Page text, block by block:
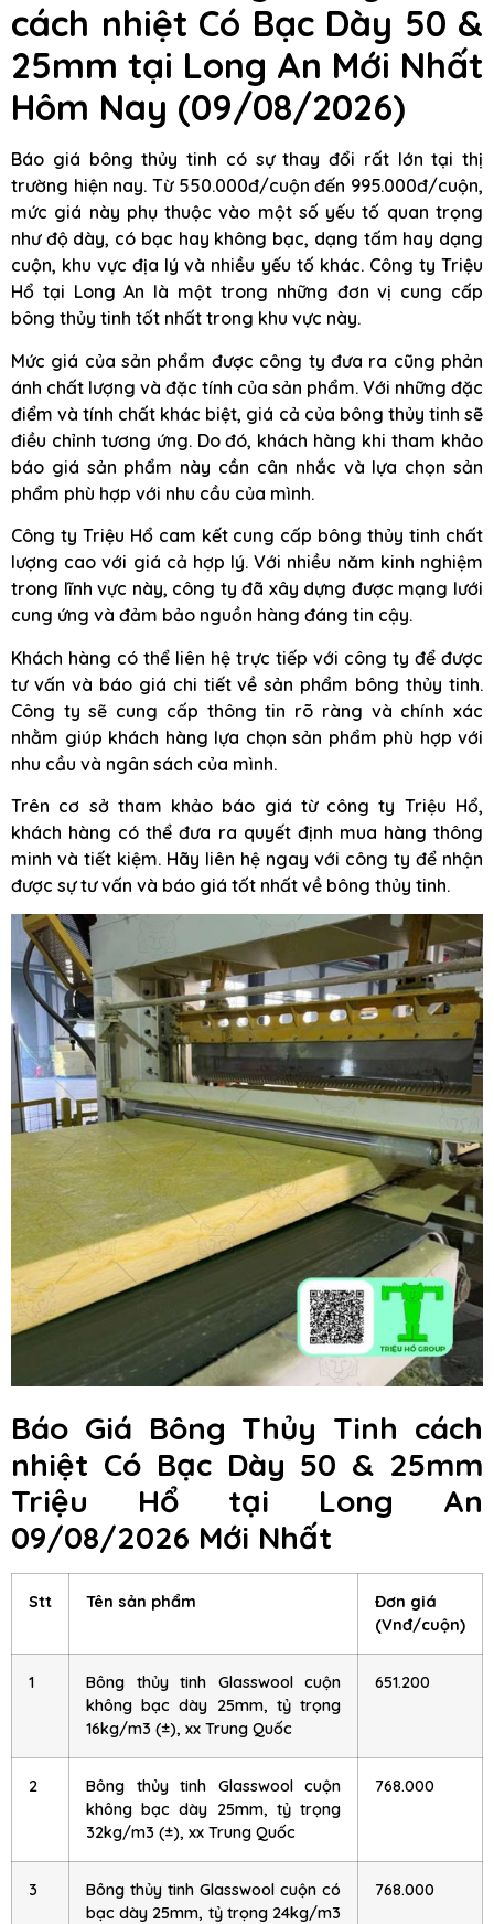
cách nhiệt Có Bạc Dày 50 &
25mm tại Long An Mới Nhất
Hôm Nay (09/08/2026)
Báo giá bông thủy tinh có sự thay đổi rất lớn tại thị
trường hiện nay. Từ 550.000đ/cuộn đến 995.000đ/cuộn,
mức giá này phụ thuộc vào một số yếu tố quan trọng
như độ dày, có bạc hay không bạc, dạng tấm hay dạng
cuộn, khu vực địa lý và nhiều yếu tố khác. Công ty Triệu
Hổ tại Long An là một trong những đơn vị cung cấp
bông thủy tinh tốt nhất trong khu vực này.
Mức giá của sản phẩm được công ty đưa ra cũng phản
ánh chất lượng và đặc tính của sản phẩm. Với những đặc
điểm và tính chất khác biệt, giá cả của bông thủy tinh sẽ
điều chỉnh tương ứng. Do đó, khách hàng khi tham khảo
báo giá sản phẩm này cần cân nhắc và lựa chọn sản
phẩm phù hợp với nhu cầu của mình.
Công ty Triệu Hổ cam kết cung cấp bông thủy tinh chất
lượng cao với giá cả hợp lý. Với nhiều năm kinh nghiệm
trong lĩnh vực này, công ty đã xây dựng được mạng lưới
cung ứng và đảm bảo nguồn hàng đáng tin cậy.
Khách hàng có thể liên hệ trực tiếp với công ty để được
tư vấn và báo giá chi tiết về sản phẩm bông thủy tinh.
Công ty sẽ cung cấp thông tin rõ ràng và chính xác
nhằm giúp khách hàng lựa chọn sản phẩm phù hợp với
nhu cầu và ngân sách của mình.
Trên cơ sở tham khảo báo giá từ công ty Triệu Hổ,
khách hàng có thể đưa ra quyết định mua hàng thông
minh và tiết kiệm. Hãy liên hệ ngay với công ty để nhận
được sự tư vấn và báo giá tốt nhất về bông thủy tinh.
Báo Giá Bông Thủy Tinh cách
nhiệt Có Bạc Dày 50 & 25mm
Triệu Hổ tại Long An
09/08/2026 Mới Nhất
Stt Tên sản phẩm
Đơn giá
(Vnđ/cuộn)
1
Bông thủy tinh Glasswool cuộn
không bạc dày 25mm, tỷ trọng
16kg/m3 (±), xx Trung Quốc
651.200
2
Bông thủy tinh Glasswool cuộn
không bạc dày 25mm, tỷ trọng
32kg/m3 (±), xx Trung Quốc
768.000
3
Bông thủy tinh Glasswool cuộn có
bạc dày 25mm, tỷ trọng 24kg/m3
768.000